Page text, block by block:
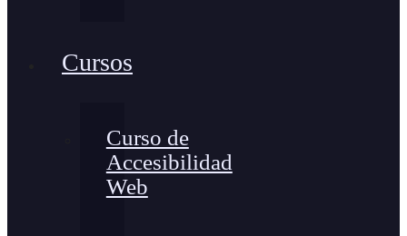
Cursos
Curso de
Accesibilidad
Web